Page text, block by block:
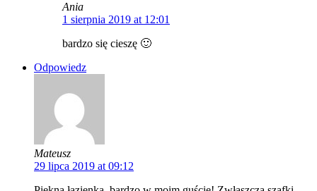
Ania
1 sierpnia 2019 at 12:01
bardzo się cieszę 🙂
Odpowiedz
Mateusz
29 lipca 2019 at 09:12